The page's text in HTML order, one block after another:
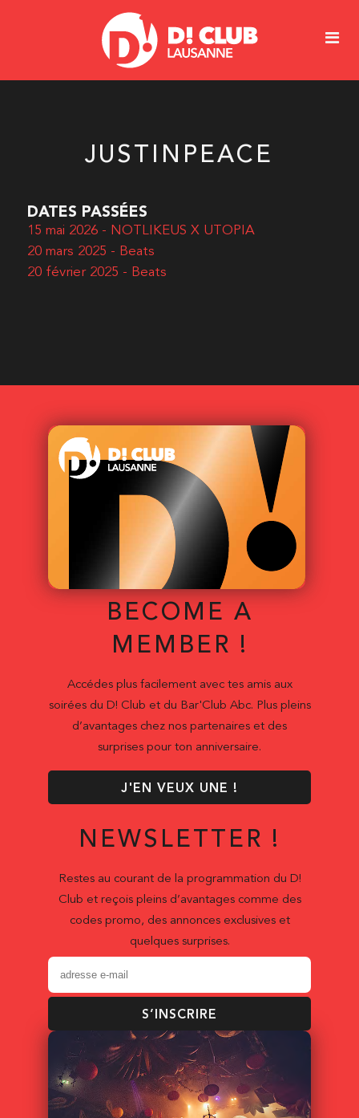
JUSTINPEACE
DATES PASSÉES
15 mai 2026 - NOTLIKEUS X UTOPIA
20 mars 2025 - Beats
20 février 2025 - Beats
BECOME A
MEMBER !
Accédes plus facilement avec tes amis aux
soirées du D! Club et du Bar'Club Abc. Plus pleins
d’avantages chez nos partenaires et des
surprises pour ton anniversaire.
J'EN VEUX UNE !
NEWSLETTER !
Restes au courant de la programmation du D!
Club et reçois pleins d’avantages comme des
codes promo, des annonces exclusives et
quelques surprises.
S’INSCRIRE